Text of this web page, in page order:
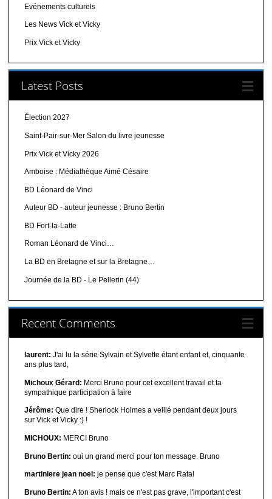
Evénements culturels
Les News Vick et Vicky
Prix Vick et Vicky
Latest Posts
Élection 2027
Saint-Pair-sur-Mer Salon du livre jeunesse
Prix Vick et Vicky 2026
Amboise : Médiathèque Aimé Césaire
BD Léonard de Vinci
Auteur BD - auteur jeunesse : Bruno Bertin
BD Fort-la-Latte
Roman Léonard de Vinci…
La BD en Bretagne et sur la Bretagne…
Journée de la BD - Le Pellerin (44)
Recent Comments
laurent: J'ai lu la série Sylvain et Sylvette étant enfant et, cinquante
ans plus tard,
Michoux Gérard: Merci Bruno pour cet excellent travail et ta
sympathique participation à faire
Jérôme: Que dire ! Sherlock Holmes a veillé pendant deux jours
sur Vick et Vicky :) !
MICHOUX: MERCI Bruno
Bruno Bertin: oui un grand merci pour ton message. Bruno
martiniere jean noel: je pense que c'est Marc Ratal
Bruno Bertin: A ton avis ! mais ce n'est pas grave, l'important c'est